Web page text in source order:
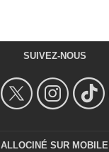
SUIVEZ-NOUS
ALLOCINÉ SUR MOBILE